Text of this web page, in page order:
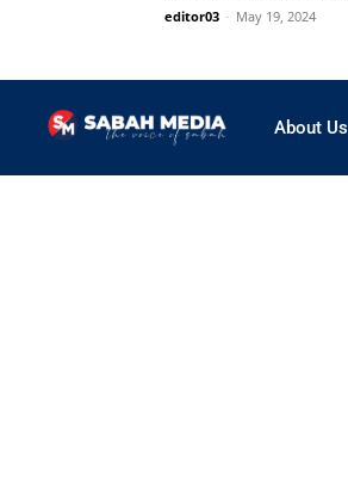
editor03 - May 19, 2024
About Us